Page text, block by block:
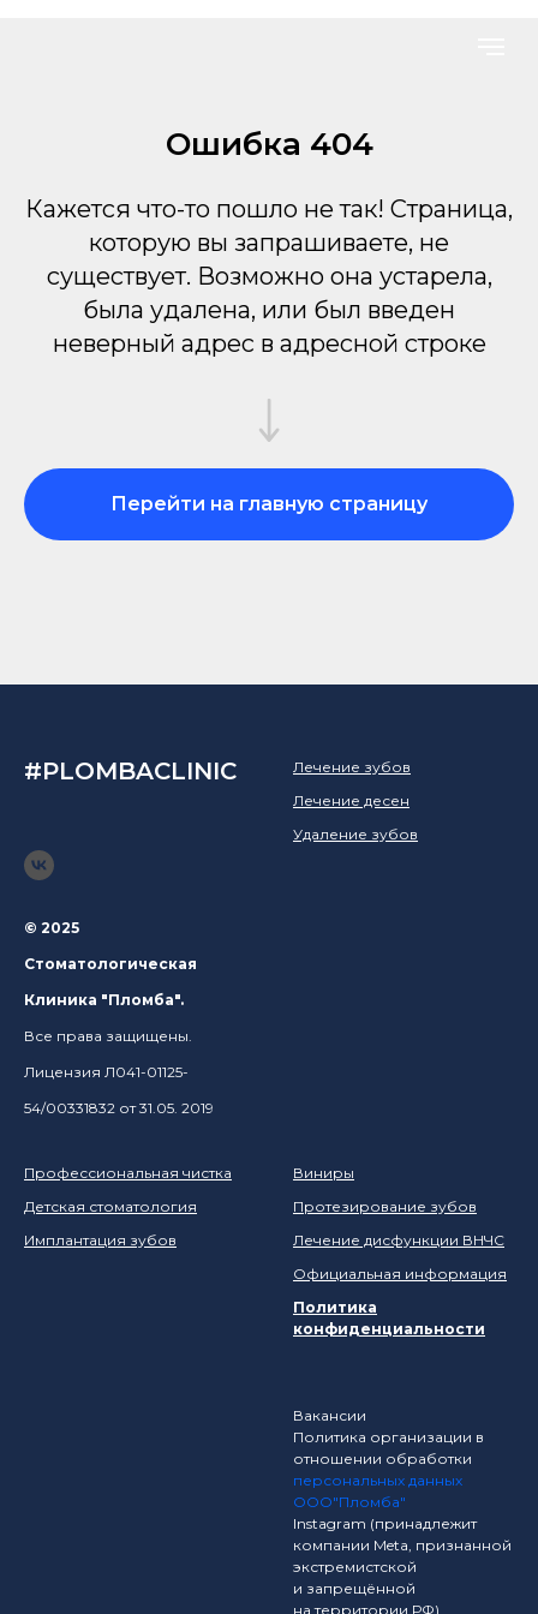
Ошибка 404
Кажется что-то пошло не так! Страница,
которую вы запрашиваете, не
существует. Возможно она устарела,
была удалена, или был введен
неверный адрес в адресной строке
Перейти на главную страницу
#PLOMBACLINIC
© 2025
Стоматологическая
Клиника "Пломба".
Все права защищены.
Лицензия Л041-01125-
54/00331832 от 31.05. 2019
Лечение зубов
Лечение десен
Удаление зубов
Профессиональная чистка
Детская стоматология
Имплантация зубов
Виниры
Протезирование зубов
Лечение дисфункции ВНЧС
Официальная информация
Политика
конфиденциальности
Вакансии
Политика организации в
отношении обработки
персональных данных
ООО"Пломба"
Instagram (принадлежит
компании Meta, признанной
экстремистской
и запрещённой
на территории РФ)